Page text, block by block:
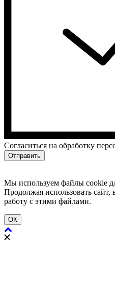
Cогласиться на обработку
Отправить
Мы используем файлы cookie
Продолжая использовать сайт,
работу с этими файлами.
ОК